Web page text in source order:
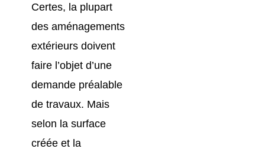
Certes, la plupart
des aménagements
extérieurs doivent
faire l’objet d’une
demande préalable
de travaux. Mais
selon la surface
créée et la